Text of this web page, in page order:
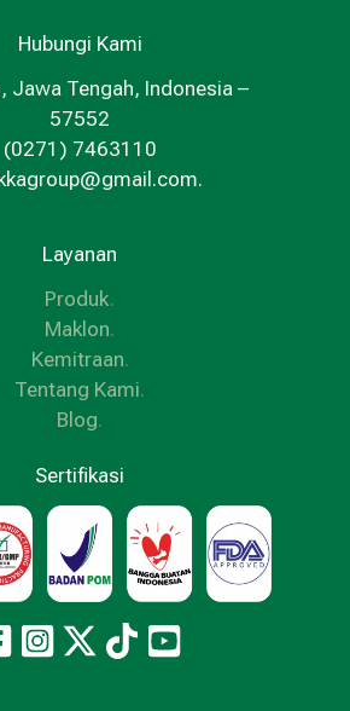
Hubungi Kami
Jawa Tengah, Indonesia –
57552
(0271) 7463110
Layanan
Produk.
Maklon.
Kemitraan.
Tentang Kami.
Blog.
Sertifikasi